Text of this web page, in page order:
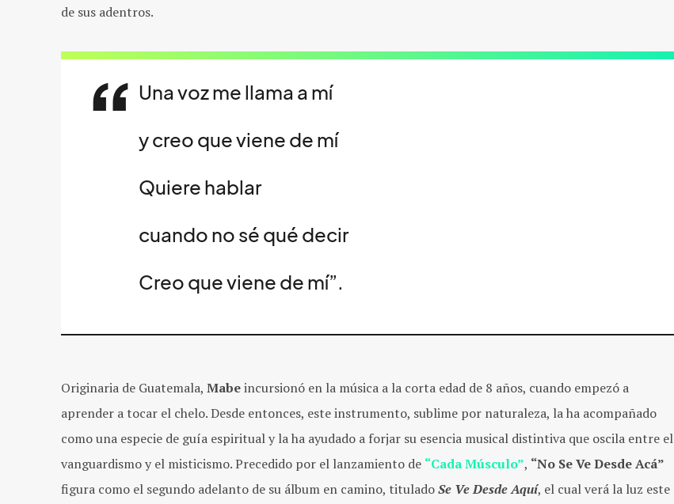
de sus adentros.
Una voz me llama a mí
y creo que viene de mí
Quiere hablar
cuando no sé qué decir
Creo que viene de mí”.
Originaria de Guatemala, Mabeincursionó en la música a la corta edad de 8 años, cuando empezó a
aprender a tocar el chelo. Desde entonces, este instrumento, sublime por naturaleza, la ha acompañado
como una especie de guía espiritual y la ha ayudado a forjar su esencia musical distintiva que oscila entre el
vanguardismo y el misticismo. Precedido por el lanzamiento de “Cada Músculo”, “No Se Ve Desde Acá”
figura como el segundo adelanto de su álbum en camino, tituladoSe Ve Desde Aquí, el cual verá la luz este